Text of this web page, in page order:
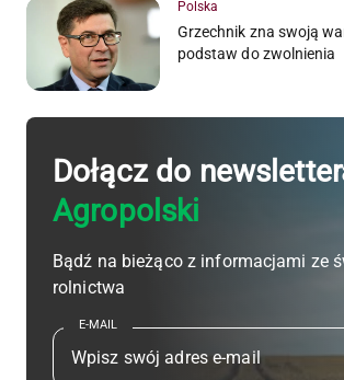
Polska
Grzechnik zna swoją
podstaw do zwolnienia
Dołącz do
Agropolski
Bądź na bieżąco z informacjami ze
rolnictwa
E-MAIL